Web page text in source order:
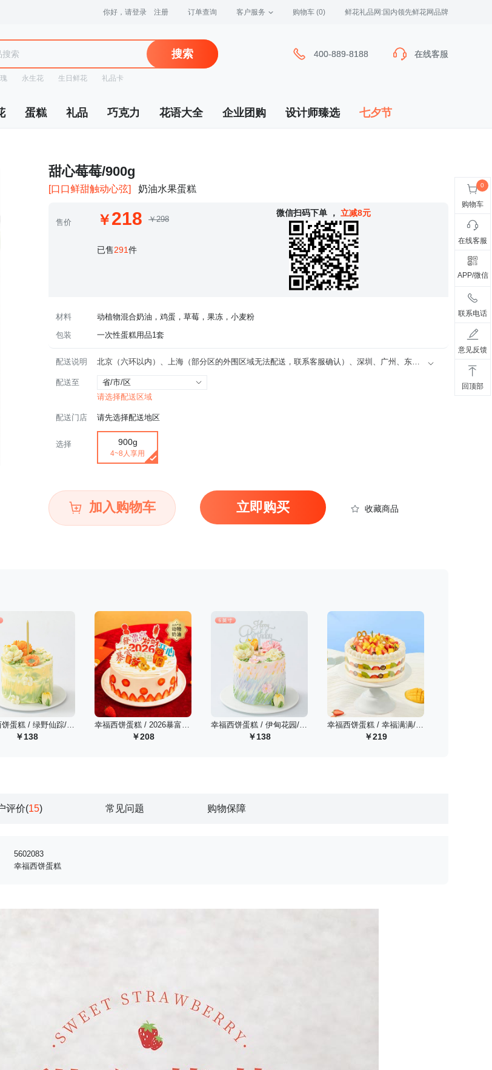
你好，请登录 注册 订单查询 客户服务 购物车 (0) 鲜花礼品网:国内领先鲜花网品牌
搜索
永生花 生日鲜花 礼品卡
400-889-8188 在线客服
400-889-8188 在线客服
蛋糕 礼品 巧克力 花语大全 企业团购 设计师臻选 七夕节
甜心莓莓/900g
[口口鲜甜触动心弦] 奶油水果蛋糕
售价 218 ￥298
微信扫码下单 ， 立减8元
已售291件
材料
动植物混合奶油，鸡蛋，草莓，果冻，小麦粉
包装
一次性蛋糕用品1套
配送说明 北京（六环以内）、上海（部分区的外围区域无法配送，联系客服确认）、深圳、广州、东莞、佛山、惠州、中山、肇庆、清远、湛江、天津、重庆、成都、武汉、西安、郑州、南京、合肥、南昌、福州、厦门、海口、沈阳、长春、昆明、长沙、郴州、常德
配送至
省/市/区
请选择配送区域
配送门店 请先选择配送地区
选择 900g
4~8人享用
加入购物车 立即购买 收藏商品
购物车
在线客服
APP/微信
联系电话
意见反馈
回顶部
138 208 138 219
评价(15) 常见问题 购物保障
5602083
幸福西饼蛋糕